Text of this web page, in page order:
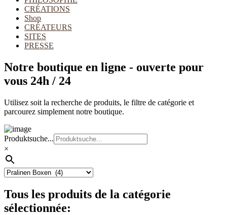
CRÉATIONS
Shop
CRÉATEURS
SITES
PRESSE
Notre boutique en ligne - ouverte pour
vous 24h / 24
Utilisez soit la recherche de produits, le filtre de catégorie et
parcourez simplement notre boutique.
Produktsuche...
×
Tous les produits de la catégorie
sélectionnée: